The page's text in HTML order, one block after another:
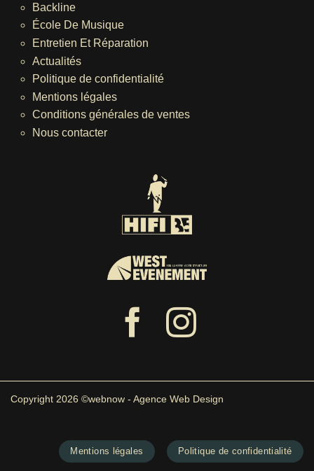
Backline
École De Musique
Entretien Et Réparation
Actualités
Politique de confidentialité
Mentions légales
Conditions générales de ventes
Nous contacter
Copyright 2026 ©webnow - Agence Web Design
Mentions légales Politique de confidentialité